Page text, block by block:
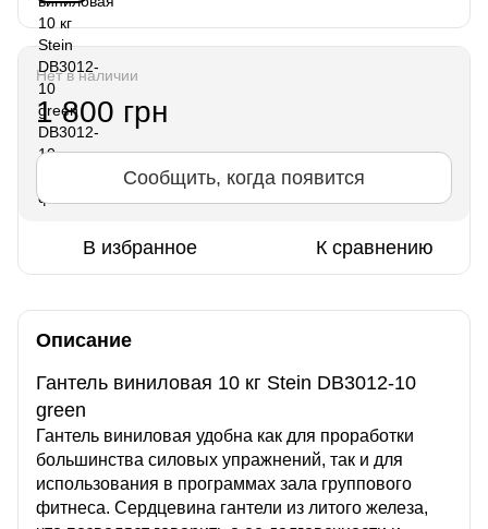
Нет в наличии
1 800 грн
Сообщить, когда появится
В избранное К сравнению
Описание
Гантель виниловая 10 кг Stein DB3012-10
green
Гантель виниловая удобна как для проработки
большинства силовых упражнений, так и для
использования в программах зала группового
фитнеса. Сердцевина гантели из литого железа,